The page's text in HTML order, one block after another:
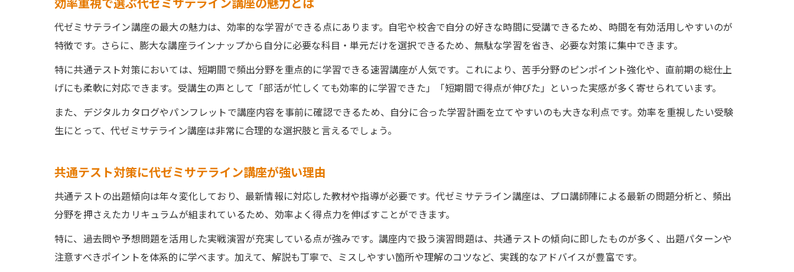
代ゼミサテライン講座の最大の魅力は、効率的な学習ができる点にあります。自宅や校舎で自分の好きな時間に受講できるため、時間を有効活用しやすいのが
特徴です。さらに、膨大な講座ラインナップから自分に必要な科目・単元だけを選択できるため、無駄な学習を省き、必要な対策に集中できます。
特に共通テスト対策においては、短期間で頻出分野を重点的に学習できる速習講座が人気です。これにより、苦手分野のピンポイント強化や、直前期の総仕上
げにも柔軟に対応できます。受講生の声として「部活が忙しくても効率的に学習できた」「短期間で得点が伸びた」といった実感が多く寄せられています。
また、デジタルカタログやパンフレットで講座内容を事前に確認できるため、自分に合った学習計画を立てやすいのも大きな利点です。効率を重視したい受験
生にとって、代ゼミサテライン講座は非常に合理的な選択肢と言えるでしょう。
共通テスト対策に代ゼミサテライン講座が強い理由
共通テストの出題傾向は年々変化しており、最新情報に対応した教材や指導が必要です。代ゼミサテライン講座は、プロ講師陣による最新の問題分析と、頻出
分野を押さえたカリキュラムが組まれているため、効率よく得点力を伸ばすことができます。
特に、過去問や予想問題を活用した実戦演習が充実している点が強みです。講座内で扱う演習問題は、共通テストの傾向に即したものが多く、出題パターンや
注意すべきポイントを体系的に学べます。加えて、解説も丁寧で、ミスしやすい箇所や理解のコツなど、実践的なアドバイスが豊富です。